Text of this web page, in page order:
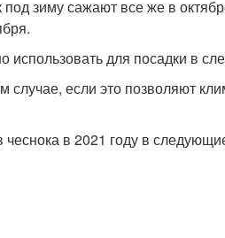
зиму сажают все же в
использовать для посадки в
если это позволяют
в 2021 году в